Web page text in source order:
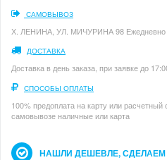
САМОВЫВОЗ
Х. ЛЕНИНА, УЛ. МИЧУРИНА 98 Ежедневно
ДОСТАВКА
Доставка в день заказа, при заявке до
СПОСОБЫ ОПЛАТЫ
100% предоплата на карту или
самовывозе наличные или карта
НАШЛИ ДЕШЕВЛЕ,